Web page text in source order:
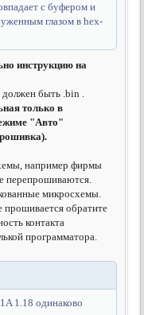
с буфером и
глазом в hex-
инструкцию на
быть .bin .
только в
"Авто"
например фирмы
перепрошиваются.
микросхемы.
прошивается обратите
контакта
программатора.
1.18 одинаково